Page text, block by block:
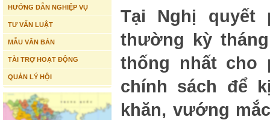
HƯỚNG DẪN NGHIỆP VỤ
TƯ VẤN LUẬT
MẪU VĂN BẢN
TÀI TRỢ HOẠT ĐỘNG
QUẢN LÝ HỘI
Tại Nghị quyết
thường kỳ
thống nhất cho
chính sách để
khăn, vướng